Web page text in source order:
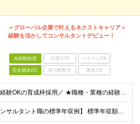
＜グローバル企業で叶えるネクストキャリア＞
経験を活かしてコンサルタントデビュー！
未経験歓迎 学歴不問 ベテランOK
完全週休2日 賞与複数月 面接1回
＼未経験OKの育成枠採用／ ★職種・業種の経験は不問です！ ■大卒以上 ■35歳未満の方（長期キャリア形成のための例外事由 3号のイ） 第二新卒をはじめ、子育てなどのブランクを経て再度キャリアを築き
【コンサルタント職の標準年収例】 標準年収額：6,630,000円（個人/法人業績賞与および各種手当を含んだ場合の理論値） 年額基本給：4,800,000円、月額基本給：400,000円（年額基本給1